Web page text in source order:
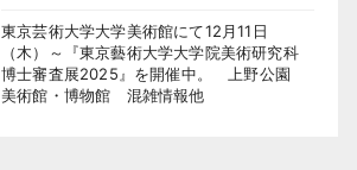
東京芸術大学大学美術館にて12月11日
（木）～『東京藝術大学大学院美術研究科
博士審査展2025』を開催中。 上野公園
美術館・博物館 混雑情報他